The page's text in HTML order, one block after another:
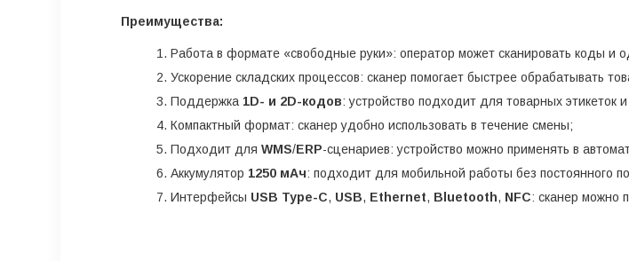
Преимущества:
Работа в формате «свободные руки»: оператор может сканировать коды и
Ускорение складских процессов: сканер помогает быстрее обрабатывать
Поддержка 1D- и 2D-кодов: устройство подходит для товарных этикеток
Компактный формат: сканер удобно использовать в течение смены;
Подходит для WMS/ERP-сценариев: устройство можно применять в
Аккумулятор 1250 мАч: подходит для мобильной работы без постоянного
Интерфейсы USB Type-C, USB, Ethernet, Bluetooth, NFC: сканер можно